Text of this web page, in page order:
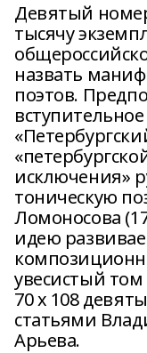
Девятый
тысячу
назвать
поэтов.
исключения»
тоническую
Ломоносова
идею
увесистый
70 х 108
статьями
Арьева.